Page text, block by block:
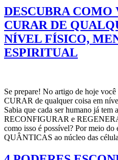
DESCUBRA COMO
CURAR DE
NÍVEL FÍSICO,
ESPIRITUAL
Se prepare! No artigo de hoje
CURAR de qualquer coisa em
Sabia que cada ser humano já tem
RECONFIGURAR e
como isso é possível? Por meio
QUÂNTICAS ao núcleo das